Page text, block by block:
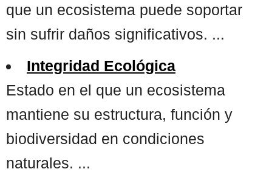
que un ecosistema puede soportar
sin sufrir daños significativos. ...
Integridad Ecológica
Estado en el que un ecosistema
mantiene su estructura, función y
biodiversidad en condiciones
naturales. ...